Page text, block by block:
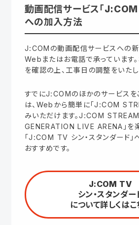
動画配信サービス「
への加入方法
J:COMの動画配信サービスへの新
Webまたはお電話で承っています
を確認の上、工事日の調整をいたし
すでにJ:COMのほかのサービスを
は、Webから簡単に「J:COM
みいただけます。J:COM
GENERATION LIVE ARENA」を
「J:COM TV シン・スタンダード
おすすめです。
J:COM TV
シン・スタンダー
について詳しくはこ